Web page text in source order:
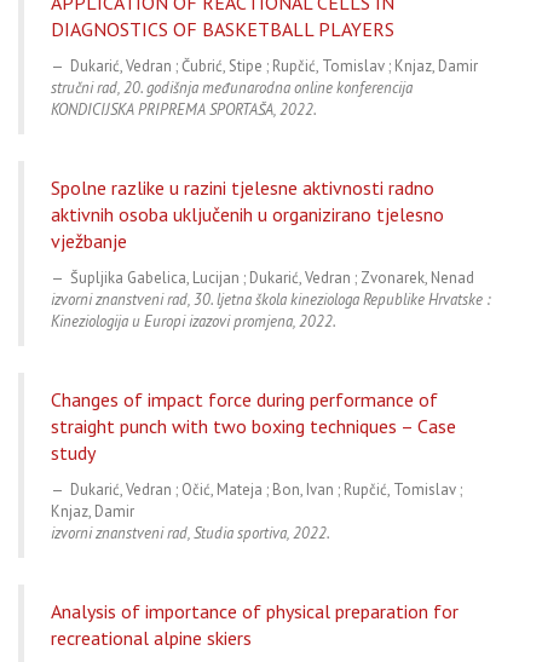
DIAGNOSTICS OF BASKETBALL PLAYERS
Dukarić, Vedran ; Čubrić, Stipe ; Rupčić, Tomislav ; Knjaz, Damir
stručni rad, 20. godišnja međunarodna online konferencija
KONDICIJSKA PRIPREMA SPORTAŠA, 2022.
Spolne razlike u razini tjelesne aktivnosti radno
aktivnih osoba uključenih u organizirano tjelesno
vježbanje
Šupljika Gabelica, Lucijan ; Dukarić, Vedran ; Zvonarek, Nenad
izvorni znanstveni rad, 30. ljetna škola kineziologa Republike Hrvatske :
Kineziologija u Europi izazovi promjena, 2022.
Changes of impact force during performance of
straight punch with two boxing techniques – Case
study
Dukarić, Vedran ; Očić, Mateja ; Bon, Ivan ; Rupčić, Tomislav ;
Knjaz, Damir
izvorni znanstveni rad, Studia sportiva, 2022.
Analysis of importance of physical preparation for
recreational alpine skiers